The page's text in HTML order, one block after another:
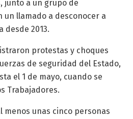
junto a un grupo de
llamado a desconocer a
desde 2013.
protestas y choques
de seguridad del Estado,
el 1 de mayo, cuando se
Trabajadores.
menos unas cinco personas